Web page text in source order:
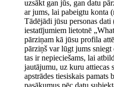
uzsākt gan jūs, gan datu
ar jums, lai pabeigtu konta
Tādējādi jūsu personas
iestatījumiem lietotnē
pārziņam kā jūsu profila
pārziņš var lūgt jums sniegt
tas ir nepieciešams, lai
jautājumu, uz kuru attiecas
apstrādes tiesiskais pamats
pasākumus pēc datu